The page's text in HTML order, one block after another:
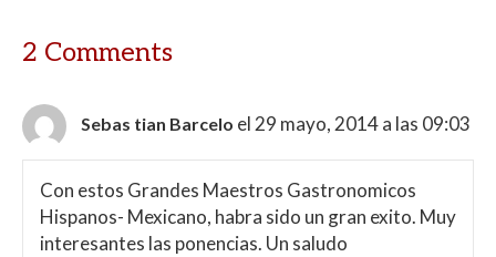
2 Comments
Sebas tian Barcelo el 29 mayo, 2014 a las 09:03
Con estos Grandes Maestros Gastronomicos
Hispanos- Mexicano, habra sido un gran exito. Muy
interesantes las ponencias. Un saludo